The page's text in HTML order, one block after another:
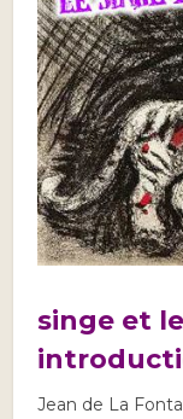
singe et
Jean de La